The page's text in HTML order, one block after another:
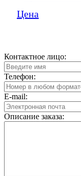
Цена
Контактное лицо:
Телефон:
E-mail:
Описание заказа: